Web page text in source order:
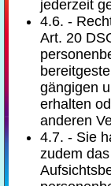
jederzeit
4.6. -
Art. 20
gängigen
erhalten
anderen
4.7. - Sie
zudem